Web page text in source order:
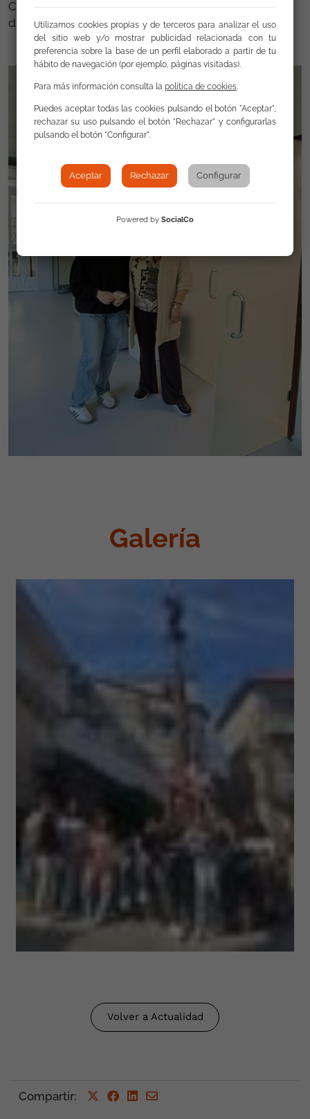
Como siempre nos encanta contarlo, lo hemos
disfrutado, creemos que se nos nota….
Galería
Volver a Actualidad
Compartir:
Utilizamos cookies propias y de terceros para analizar el uso
del sitio web y/o mostrar publicidad relacionada con tu
preferencia sobre la base de un perfil elaborado a partir de tu
hábito de navegación (por ejemplo, páginas visitadas).
Para más información consulta la política de cookies
Puedes aceptar todas las cookies pulsando el botón "Aceptar",
rechazar su uso pulsando el botón "Rechazar" y configurarlas
pulsando el botón "Configurar".
Aceptar Rechazar Configurar
Powered by SocialCo